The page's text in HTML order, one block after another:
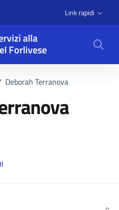
Link rapidi
alla
Forlivese
Deborah Terranova